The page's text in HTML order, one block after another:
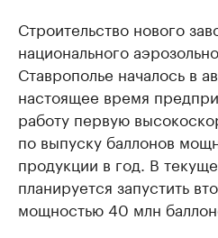
Строительство нового
национального
Ставрополье началось в
настоящее время
работу первую
по выпуску баллонов
продукции в год. В
планируется запустить
мощностью 40 млн